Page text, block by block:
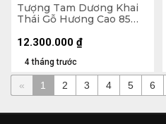
Tượng Tam Dương Khai
Thái Gỗ Hương Cao 85
4 tháng trước
12.300.000 ₫
« 1 2 3 4 5 6